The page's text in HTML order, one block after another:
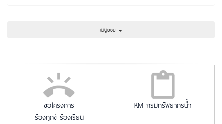
เมนูย่อย
ขอโครงการ
ร้องทุกข์ ร้องเรียน
KM กรมทรัพยากรน้ำ